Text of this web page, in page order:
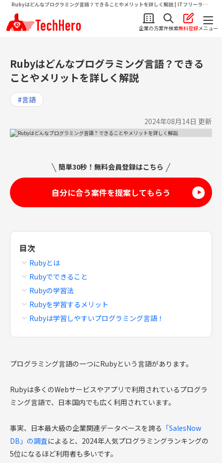
Rubyはどんなプログラミング言語？できることやメリットを詳しく解説 | ITフリーラン
ス向け求人・案件情報サイトテクヒロ（TechHero）
企業の方案件検索無料登録メニュー
Rubyはどんなプログラミング言語？できる
ことやメリットを詳しく解説
#言語
2024年08月14日 更新
簡単30秒！無料会員登録はこちら
自分に合う案件を提案してもらう ▶
目次
Rubyとは
Rubyでできること
Rubyの学習法
Rubyを学習するメリット
Rubyは学習しやすいプログラミング言語！
プログラミング言語の一つにRubyという言語があります。
Rubyは多くのWebサービスやアプリで利用されているプログラ
ミング言語で、日本国内でも広く利用されています。
事実、日本最大級の企業関連データベースを誇る 「SalesNow
DB」の調査によると、2024年人気プログラミングランキングの
5位になるほど利用者も多いです。